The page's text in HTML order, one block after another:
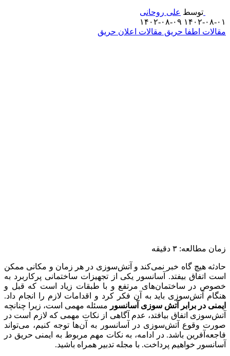
توسط علی روحانی
۱۴۰۲-۰۸-۰۱ ۱۴۰۲-۰۸-۰۹
مقالات اطفا حریق مقالات اعلان حریق
زمان مطالعه: ۳ دقیقه
حادثه هیچ گاه خبر نمی‌کند و آتش‌سوزی در هر زمان و مکانی ممکن
است اتفاق بیفتد. آسانسور یکی از تجهیزات ساختمانی پرکاربرد به
خصوص در ساختمان‌های مرتفع و با طبقات زیاد است که قبل و
هنگام آتش‌سوزی باید به آن فکر کرد و اقدامات لازم را انجام داد.
ایمنی در برابر آتش سوزی آسانسور مسئله مهمی است، زیرا چنانچه
آتش‌سوزی اتفاق بیافتد، عدم آگاهی از نکات مهمی که لازم است در
صورت وقوع آتش‌سوزی در آسانسور به آن‌ها توجه کنیم، می‌تواند
فاجعه‌آفرین باشد. در ادامه، به نکات مهم مربوط به ایمنی حریق در
آسانسور خواهیم پرداخت. با مجله تدبیر همراه باشید.